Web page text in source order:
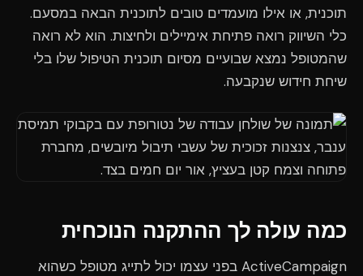
תוכנית, או אילו מועמדים טובים לתוכנית הבאה במסעם.
כלי השיווק רואה פתיחת אימיילים ולחיצות. הוא לא רואה
שהמטופל נמצא שבועיים מסיום תוכנית הטיפול שלו בלי
שיחת חידוש שנקבעה.
כמה עולה לך ההתקנה הנוכחית
ActiveCampaign בפני עצמו יכול לתייג מטופל כשהוא